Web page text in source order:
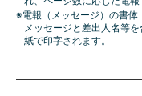
※電報（メッセージ）の書体
メッセージと差出人名等
紙で印字されます。